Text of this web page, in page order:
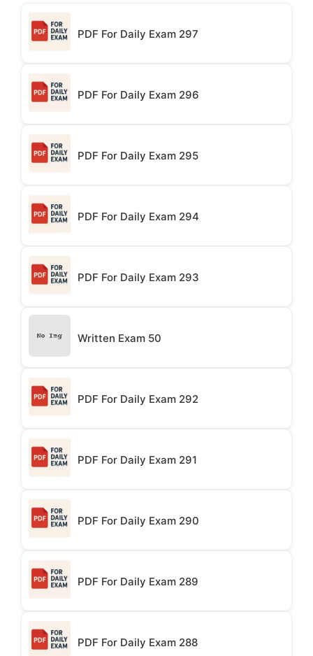
PDF For Daily Exam 297
PDF For Daily Exam 296
PDF For Daily Exam 295
PDF For Daily Exam 294
PDF For Daily Exam 293
Written Exam 50
PDF For Daily Exam 292
PDF For Daily Exam 291
PDF For Daily Exam 290
PDF For Daily Exam 289
PDF For Daily Exam 288